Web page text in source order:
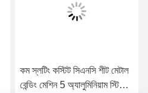
কম স্লটিং কস্টিট সিএনসি শীট মেটাল
বেন্ডিং মেশিন 5 অ্যালুমিনিয়াম স্টিলের